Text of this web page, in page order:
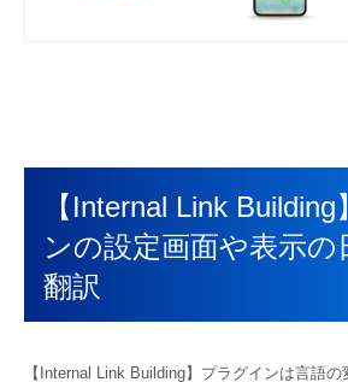
【Internal Link
ンの設定画面や表示の
翻訳
【Internal Link Building】プラグインは言語